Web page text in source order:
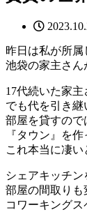
昨日は私が所
池袋の家主さん
17代続いた家主
でも代を引き継
部屋を貸すので
『タウン』を作
これ本当に凄い
シェアキッチン
部屋の間取りも
コワーキングス